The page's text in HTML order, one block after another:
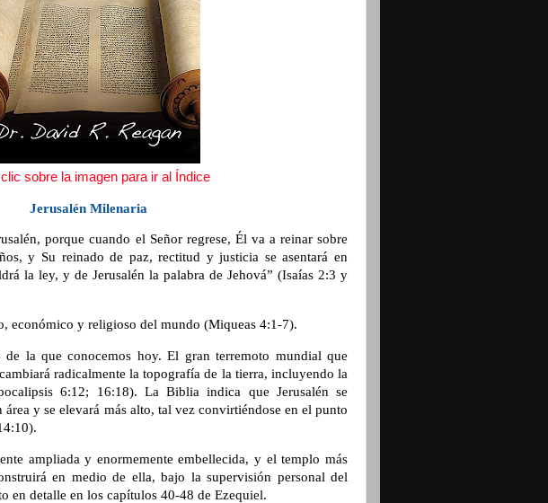
sobre la imagen para ir al Índice
Jerusalén Milenaria
porque cuando el Señor regrese, Él va a reinar sobre
y Su reinado de paz, rectitud y justicia se asentará en
la ley, y de Jerusalén la palabra de Jehová” (Isaías 2:3 y
económico y religioso del mundo (Miqueas 4:1-7).
la que conocemos hoy. El gran terremoto mundial que
radicalmente la topografía de la tierra, incluyendo la
6:12; 16:18). La Biblia indica que Jerusalén se
área y se elevará más alto, tal vez convirtiéndose en el punto
ampliada y enormemente embellecida, y el templo más
en medio de ella, bajo la supervisión personal del
en detalle en los capítulos 40-48 de Ezequiel.